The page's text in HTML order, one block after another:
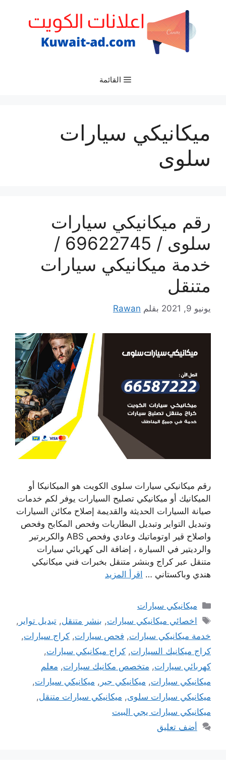
القائمة
ميكانيكي سيارات
سلوى
رقم ميكانيكي سيارات
سلوى / 69622745 /
خدمة ميكانيكي سيارات
متنقل
يونيو 9, 2021 بقلم Rawan
رقم ميكانيكي سيارات سلوى الكويت هو الميكانيكا أو
الميكانيك أو ميكانيكي تصليح السيارات يوفر لكم خدمات
صيانة السيارات الحديثة والقديمة إصلاح مكائن السيارات
وتبديل التواير وتبديل البطاريات وفحص المكابح وفحص
واصلاح قير اوتوماتيك وعادي وفحص ABS والكربرتير
والرديتير في السيارة ، إضافة الى كهربائي سيارات
متنقل عبر كراج وبنشر متنقل بخبرات فني ميكانيكي
هندي وباكستاني … اقرأ المزيد
التصنيفات
ميكانيكي سيارات
الوسوم
اخصائي ميكانيكي سيارات, بنشر متنقل,تبديل تواير ,
خدمة ميكانيكي سيارات, فحص سيارات, كراج سيارات,
كراج ميكانيك السيارات, كراج ميكانيكي سيارات,
كهربائي سيارات, متخصص مكانيك سيارات, معلم
ميكانيكي سيارات, ميكانيكي جير , ميكانيكي سيارات,
ميكانيكي سيارات سلوى, ميكانيكي سيارات متنقل,
ميكانيكي سيارات يجي البيت
أضف تعليق